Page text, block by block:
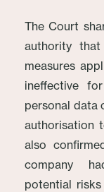
The Court
authority
measures
ineffective
personal data
authorisation
also
company
potential